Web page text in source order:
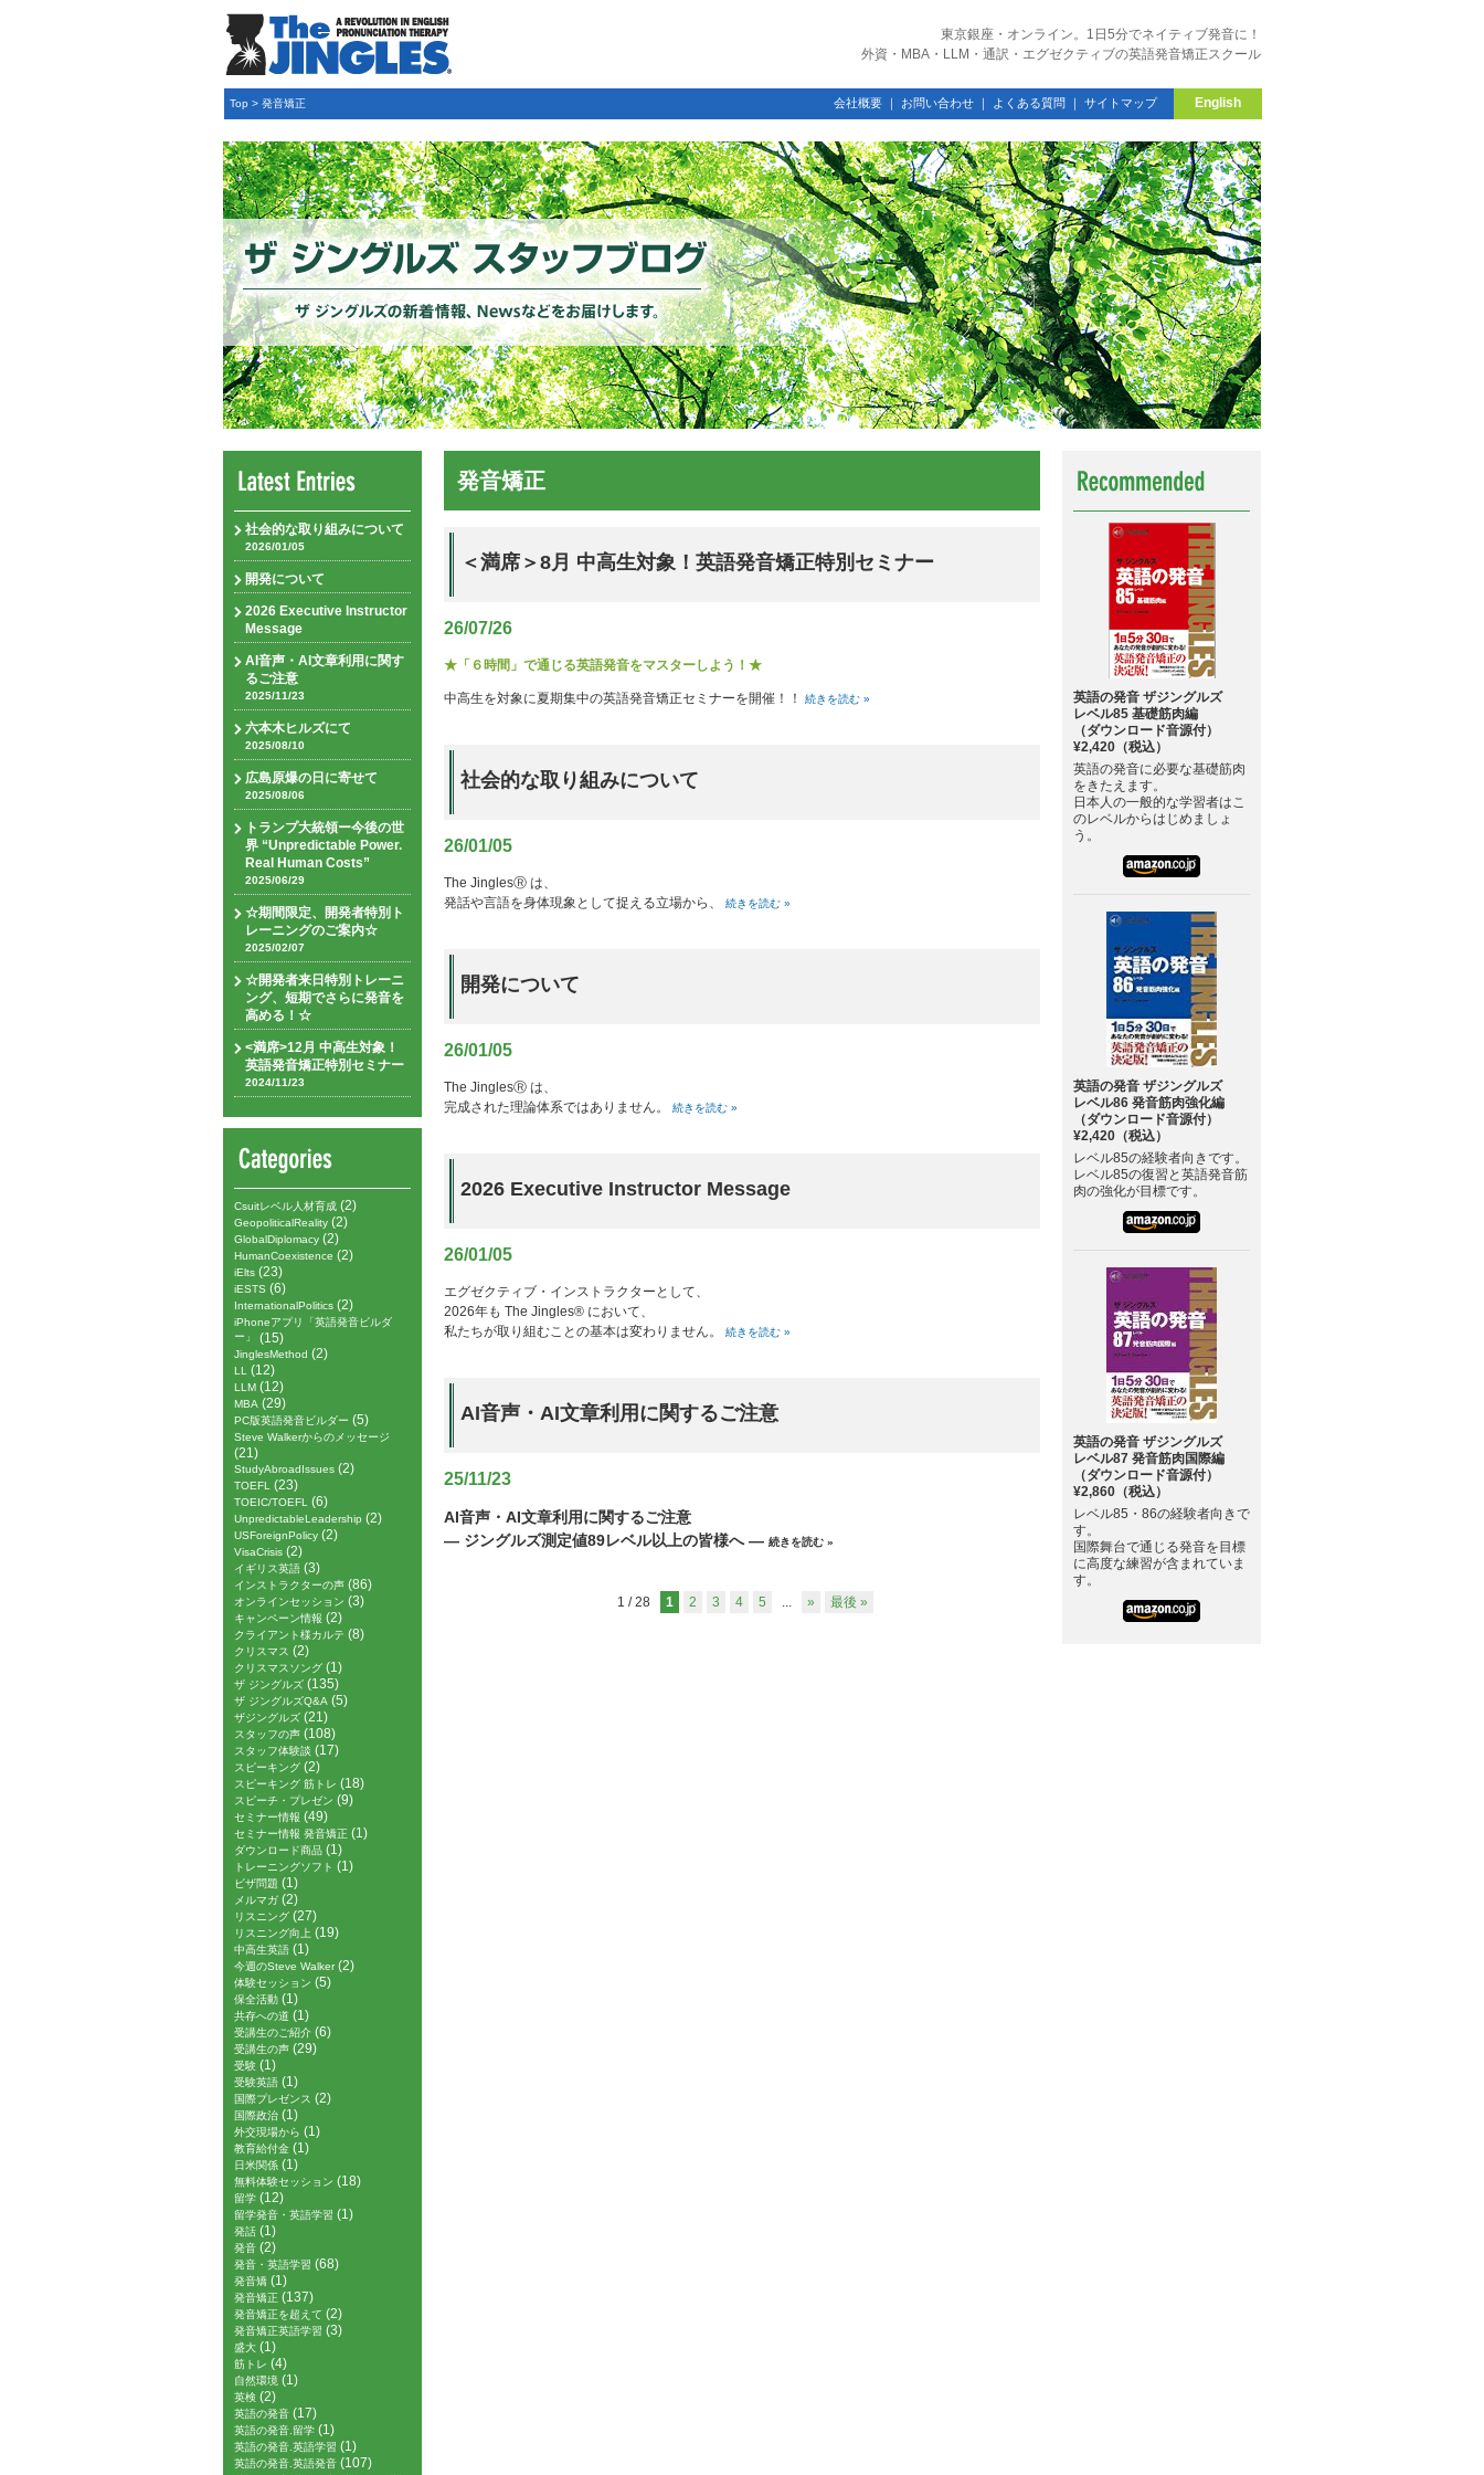
東京銀座・オンライン。1日5分でネイティブ発音に！
外資・MBA・LLM・通訳・エグゼクティブの英語発音矯正スクール
Top > 発音矯正 会社概要 ｜ お問い合わせ ｜ よくある質問 ｜ サイトマップ English
社会的な取り組みについて
2026/01/05
開発について
2026 Executive Instructor
Message
AI音声・AI文章利用に関す
るご注意
2025/11/23
六本木ヒルズにて
2025/08/10
広島原爆の日に寄せて
2025/08/06
トランプ大統領ー今後の世
界 “Unpredictable Power.
Real Human Costs”
2025/06/29
☆期間限定、開発者特別ト
レーニングのご案内☆
2025/02/07
☆開発者来日特別トレーニ
ング、短期でさらに発音を
高める！☆
<満席>12月 中高生対象！
英語発音矯正特別セミナー
2024/11/23
Csuitレベル人材育成 (2)
GeopoliticalReality (2)
GlobalDiplomacy (2)
HumanCoexistence (2)
iElts (23)
iESTS (6)
InternationalPolitics (2)
iPhoneアプリ「英語発音ビルダ
ー」 (15)
JinglesMethod (2)
LL (12)
LLM (12)
MBA (29)
PC版英語発音ビルダー (5)
Steve Walkerからのメッセージ
(21)
StudyAbroadIssues (2)
TOEFL (23)
TOEIC/TOEFL (6)
UnpredictableLeadership (2)
USForeignPolicy (2)
VisaCrisis (2)
イギリス英語 (3)
インストラクターの声 (86)
オンラインセッション (3)
キャンペーン情報 (2)
クライアント様カルテ (8)
クリスマス (2)
クリスマスソング (1)
ザ ジングルズ (135)
ザ ジングルズQ&A (5)
ザジングルズ (21)
スタッフの声 (108)
スタッフ体験談 (17)
スピーキング (2)
スピーキング 筋トレ (18)
スピーチ・プレゼン (9)
セミナー情報 (49)
セミナー情報 発音矯正 (1)
ダウンロード商品 (1)
トレーニングソフト (1)
ビザ問題 (1)
メルマガ (2)
リスニング (27)
リスニング向上 (19)
中高生英語 (1)
今週のSteve Walker(2)
体験セッション (5)
保全活動 (1)
共存への道 (1)
受講生のご紹介 (6)
受講生の声 (29)
受験 (1)
受験英語 (1)
国際プレゼンス (2)
国際政治 (1)
外交現場から (1)
教育給付金 (1)
日米関係 (1)
無料体験セッション (18)
留学 (12)
留学発音・英語学習 (1)
発話 (1)
発音 (2)
発音・英語学習 (68)
発音矯 (1)
発音矯正 (137)
発音矯正を超えて (2)
発音矯正英語学習 (3)
盛大 (1)
筋トレ (4)
自然環境 (1)
英検 (2)
英語の発音 (17)
英語の発音.留学 (1)
英語の発音.英語学習 (1)
英語の発音.英語発音 (107)
発音矯正
＜満席＞8月 中高生対象！英語発音矯正特別セミナー
26/07/26
★「６時間」で通じる英語発音をマスターしよう！★
中高生を対象に夏期集中の英語発音矯正セミナーを開催！！ 続きを読む »
社会的な取り組みについて
26/01/05
The JinglesⓇ は、
発話や言語を身体現象として捉える立場から、
続きを読む »
開発について
26/01/05
The JinglesⓇ は、
完成された理論体系ではありません。
続きを読む »
2026 Executive Instructor Message
26/01/05
エグゼクティブ・インストラクターとして、
2026年も The Jingles® において、
私たちが取り組むことの基本は変わりません。
続きを読む »
AI音声・AI文章利用に関するご注意
25/11/23
AI音声・AI文章利用に関するご注意
― ジングルズ測定値89レベル以上の皆様へ ― 続きを読む »
1 / 28 1 2 3 4 5 ... » 最後 »
英語の発音 ザジングルズ
レベル85 基礎筋肉編
（ダウンロード音源付）
¥2,420（税込）
英語の発音に必要な基礎筋肉
をきたえます。
日本人の一般的な学習者はこ
のレベルからはじめましょ
う。
英語の発音 ザジングルズ
レベル86 発音筋肉強化編
（ダウンロード音源付）
¥2,420（税込）
レベル85の経験者向きです。
レベル85の復習と英語発音筋
肉の強化が目標です。
英語の発音 ザジングルズ
レベル87 発音筋肉国際編
（ダウンロード音源付）
¥2,860（税込）
レベル85・86の経験者向きで
す。
国際舞台で通じる発音を目標
に高度な練習が含まれていま
す。